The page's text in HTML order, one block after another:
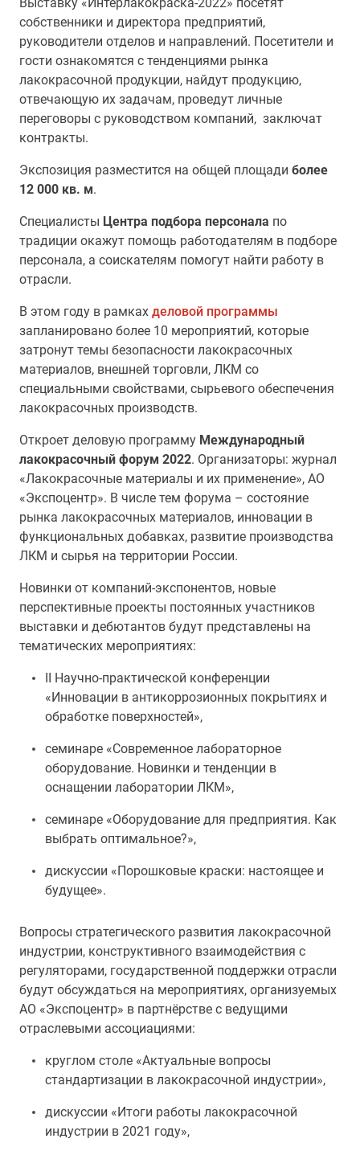
собственники и директора предприятий,
руководители отделов и направлений. Посетители и
гости ознакомятся с тенденциями рынка
лакокрасочной продукции, найдут продукцию,
отвечающую их задачам, проведут личные
переговоры с руководством компаний, заключат
контракты.
Экспозиция разместится на общей площади более
12 000 кв. м.
Специалисты Центра подбора персонала по
традиции окажут помощь работодателям в подборе
персонала, а соискателям помогут найти работу в
отрасли.
В этом году в рамках деловой программы
запланировано более 10 мероприятий, которые
затронут темы безопасности лакокрасочных
материалов, внешней торговли, ЛКМ со
специальными свойствами, сырьевого обеспечения
лакокрасочных производств.
Откроет деловую программу Международный
лакокрасочный форум 2022. Организаторы: журнал
«Лакокрасочные материалы и их применение», АО
«Экспоцентр». В числе тем форума – состояние
рынка лакокрасочных материалов, инновации в
функциональных добавках, развитие производства
ЛКМ и сырья на территории России.
Новинки от компаний-экспонентов, новые
перспективные проекты постоянных участников
выставки и дебютантов будут представлены на
тематических мероприятиях:
II Научно-практической конференции
«Инновации в антикоррозионных покрытиях и
обработке поверхностей»,
семинаре «Современное лабораторное
оборудование. Новинки и тенденции в
оснащении лаборатории ЛКМ»,
семинаре «Оборудование для предприятия. Как
выбрать оптимальное?»,
дискуссии «Порошковые краски: настоящее и
будущее».
Вопросы стратегического развития лакокрасочной
индустрии, конструктивного взаимодействия с
регуляторами, государственной поддержки отрасли
будут обсуждаться на мероприятиях, организуемых
АО «Экспоцентр» в партнёрстве с ведущими
отраслевыми ассоциациями:
круглом столе «Актуальные вопросы
стандартизации в лакокрасочной индустрии»,
дискуссии «Итоги работы лакокрасочной
индустрии в 2021 году»,